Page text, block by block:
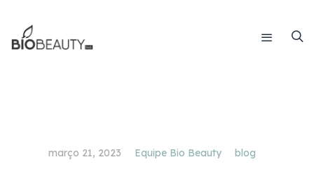
março 21, 2023 Equipe Bio Beauty blog